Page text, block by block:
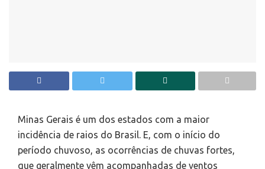
Minas Gerais é um dos estados com a maior
incidência de raios do Brasil. E, com o início do
período chuvoso, as ocorrências de chuvas fortes,
que geralmente vêm acompanhadas de ventos